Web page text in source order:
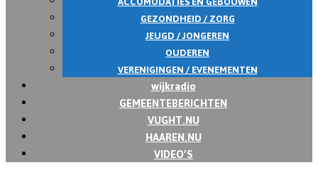
GEZONDHEID / ZORG
JEUGD / JONGEREN
OUDEREN
VERENIGINGEN / EVENEMENTEN
wijkradio
GEMEENTEBERICHTEN
VUGHT.NU
HAAREN.NU
VIDEO’S